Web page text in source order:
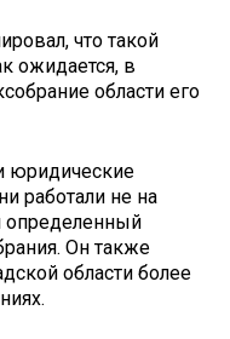
что такой
ожидается, в
области его
юридические
работали не на
определенный
Он также
области более